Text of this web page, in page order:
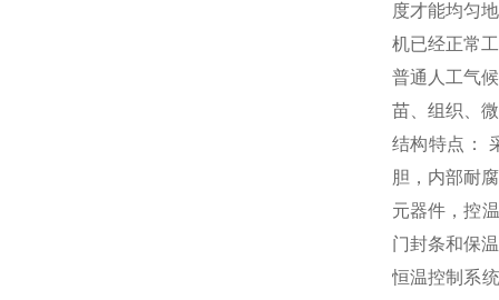
度才能均匀
机已经正常
普通人工气
苗、组织、
结构特点：
胆，内部耐
元器件，控
门封条和保
恒温控制系